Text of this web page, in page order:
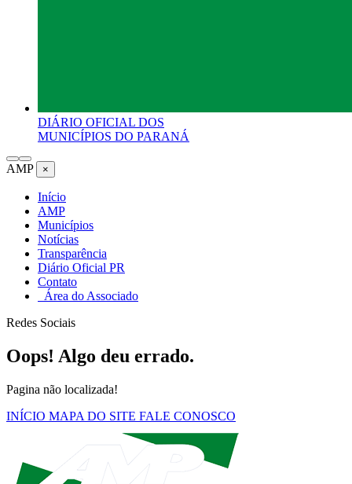
DIÁRIO OFICIAL DOS
MUNICÍPIOS DO PARANÁ
AMP ×
Início
AMP
Municípios
Notícias
Transparência
Diário Oficial PR
Contato
Área do Associado
Redes Sociais
Oops! Algo deu errado.
Pagina não localizada!
INÍCIO MAPA DO SITE FALE CONOSCO